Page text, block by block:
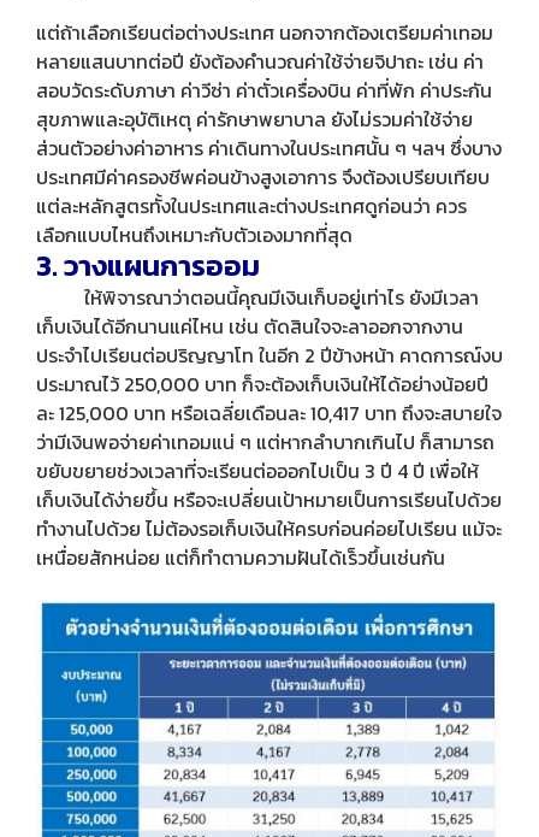
แต่ถ้าเลือกเรียนต่อต่างประเทศ นอกจากต้องเตรียมค่าเทอม
หลายแสนบาทต่อปี ยังต้องคำนวณค่าใช้จ่ายจิปาถะ เช่น ค่า
สอบวัดระดับภาษา ค่าวีซ่า ค่าตั๋วเครื่องบิน ค่าที่พัก ค่าประกัน
สุขภาพและอุบัติเหตุ ค่ารักษาพยาบาล ยังไม่รวมค่าใช้จ่าย
ส่วนตัวอย่างค่าอาหาร ค่าเดินทางในประเทศนั้น ๆ ฯลฯ ซึ่งบาง
ประเทศมีค่าครองชีพค่อนข้างสูงเอาการ จึงต้องเปรียบเทียบ
แต่ละหลักสูตรทั้งในประเทศและต่างประเทศดูก่อนว่า ควร
เลือกแบบไหนถึงเหมาะกับตัวเองมากที่สุด
3. วางแผนการออม
ให้พิจารณาว่าตอนนี้คุณมีเงินเก็บอยู่เท่าไร ยังมีเวลา
เก็บเงินได้อีกนานแค่ไหน เช่น ตัดสินใจจะลาออกจากงาน
ประจำไปเรียนต่อปริญญาโท ในอีก 2 ปีข้างหน้า คาดการณ์งบ
ประมาณไว้ 250,000 บาท ก็จะต้องเก็บเงินให้ได้อย่างน้อยปี
ละ 125,000 บาท หรือเฉลี่ยเดือนละ 10,417 บาท ถึงจะสบายใจ
ว่ามีเงินพอจ่ายค่าเทอมแน่ ๆ แต่หากลำบากเกินไป ก็สามารถ
ขยับขยายช่วงเวลาที่จะเรียนต่อออกไปเป็น 3 ปี 4 ปี เพื่อให้
เก็บเงินได้ง่ายขึ้น หรือจะเปลี่ยนเป้าหมายเป็นการเรียนไปด้วย
ทำงานไปด้วย ไม่ต้องรอเก็บเงินให้ครบก่อนค่อยไปเรียน แม้จะ
เหนื่อยสักหน่อย แต่ก็ทำตามความฝันได้เร็วขึ้นเช่นกัน